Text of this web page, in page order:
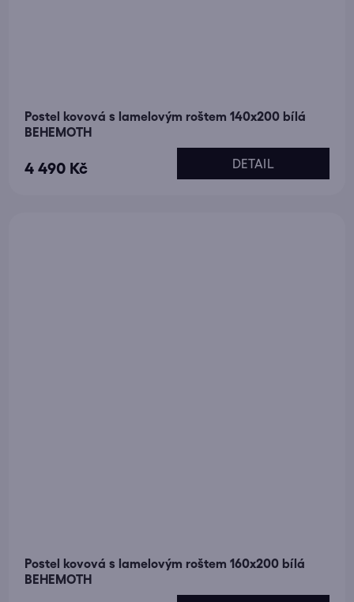
Postel kovová s lamelovým roštem 140x200 bílá
BEHEMOTH
4 490 Kč DETAIL
Postel kovová s lamelovým roštem 160x200 bílá
BEHEMOTH